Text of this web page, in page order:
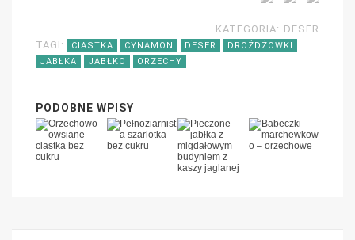
DESER
KATEGORIA:
TAGI:
CIASTKA CYNAMON DESER
DROŻDŻOWKI
JABŁKA
JABŁKO ORZECHY
PODOBNE WPISY